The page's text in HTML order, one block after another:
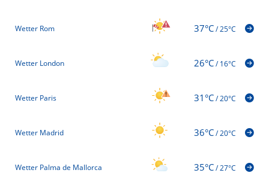
Wetter Rom 37°C/25°C
Wetter London 26°C/16°C
Wetter Paris 31°C/20°C
Wetter Madrid 36°C/20°C
Wetter Palma de Mallorca 35°C/27°C